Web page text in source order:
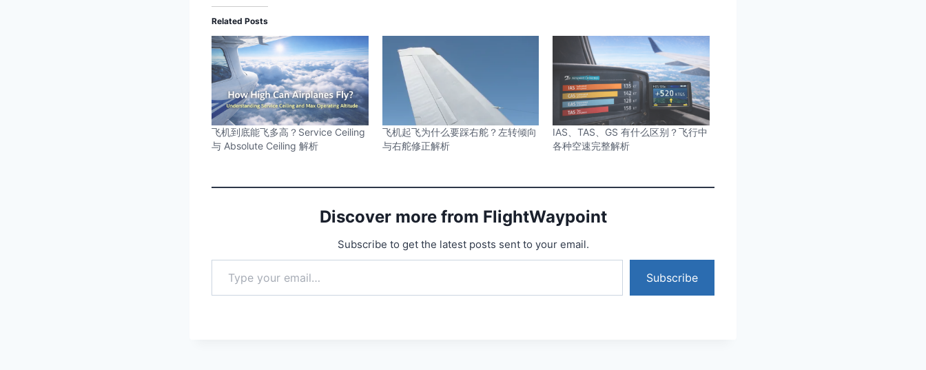
Related Posts
飞机到底能飞多高？Service Ceiling
与 Absolute Ceiling 解析
飞机起飞为什么要踩右舵？左转倾向
与右舵修正解析
IAS、TAS、GS 有什么区别？飞行中
各种空速完整解析
Discover more from FlightWaypoint
Subscribe to get the latest posts sent to your email.
Type your email…
Subscribe